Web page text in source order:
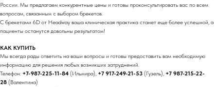
России. Мы предлагаем конкурентные цены и готовы проконсультировать вас по всем
вопросам, связанным с выбором брекетов.
С брекетами 6D от Headway ваша клиническая практика станет еще более успешной, а
пациенты останутся довольны результатом!
КАК КУПИТЬ
Мы всегда рады ответить на ваши вопросы и готовы предоставить вам необходимую
информацию для решения любых возникших затруднений.
Телефон: +7-987-225-11-84 (Ильмира), +7 917-249-21-53 (Гузель), +7 987-215-22-
28 (Валентина)